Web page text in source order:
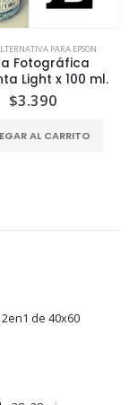
PARA EPSON
Fotográfica
Light x 100 ml.
$3.390
AL CARRITO
de 40x60